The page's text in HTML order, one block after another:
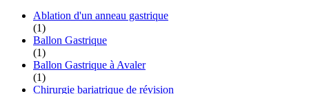
Ablation d'un anneau gastrique
(1)
Ballon Gastrique
(1)
Ballon Gastrique à Avaler
(1)
Chirurgie bariatrique de révision